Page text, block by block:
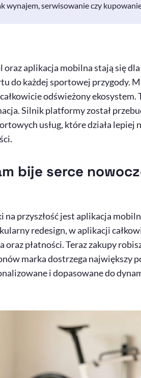
wynajem, serwisowanie czy
oraz aplikacja mobilna stają się
do każdej sportowej przygody.
odświeżony ekosystem.
Silnik platformy został
usług, które działa
bije serce
przyszłość jest aplikacja
redesign, w aplikacji
płatności. Teraz zakupy
marka dostrzega największy
i dopasowane do